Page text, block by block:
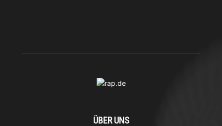
ÜBER UNS